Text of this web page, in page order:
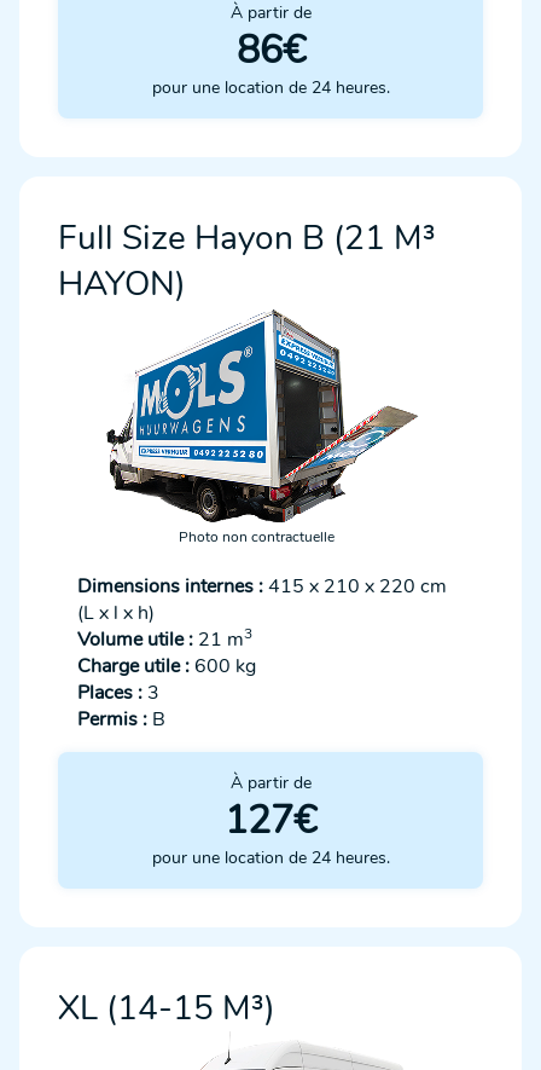
À partir de
86€
pour une location de 24 heures.
Full Size Hayon B (21 M³
HAYON)
Photo non contractuelle
Dimensions internes :415 x 210 x 220 cm
(L x l x h)
Volume utile : 21 m3
Charge utile :600 kg
Places : 3
Permis : B
À partir de
127€
pour une location de 24 heures.
XL (14-15 M³)